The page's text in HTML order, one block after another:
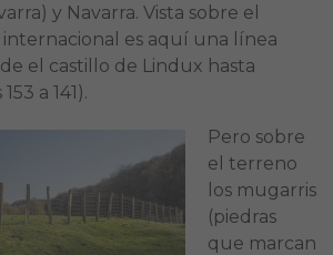
y Navarra. Vista sobre el
internacional es aquí una línea
el castillo de Lindux hasta
a 141).
Pero sobre
el terreno
los mugarris
(piedras
que marcan